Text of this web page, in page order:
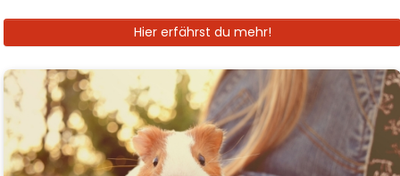
Hier erfährst du mehr!